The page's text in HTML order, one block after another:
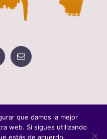
que damos la mejor
web. Si sigues utilizando
estás de acuerdo.